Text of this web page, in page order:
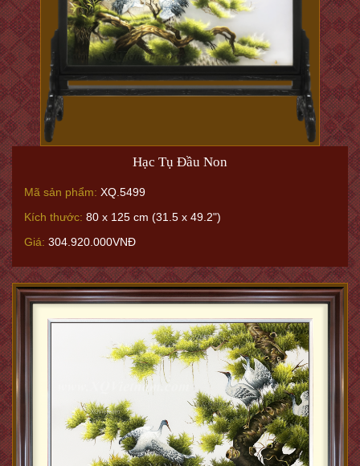
Hạc Tụ Đầu Non
Mã sản phẩm: XQ.5499
Kích thước: 80 x 125 cm (31.5 x 49.2")
Giá: 304.920.000VNĐ